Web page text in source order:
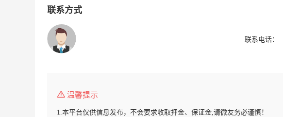
联系方式
联系电话：
温馨提示
1.本平台仅供信息发布，不会要求收取押金、保证金,请微友务必谨慎！